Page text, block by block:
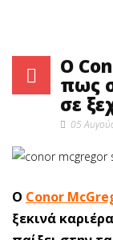
O
πως
σε
05
O Conor
ξεκινά